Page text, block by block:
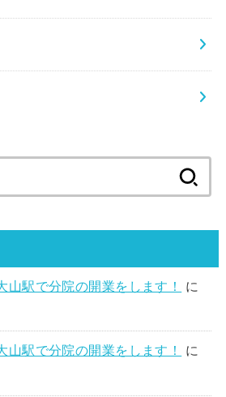
索:
山駅で分院の開業をします！
に
山駅で分院の開業をします！
に